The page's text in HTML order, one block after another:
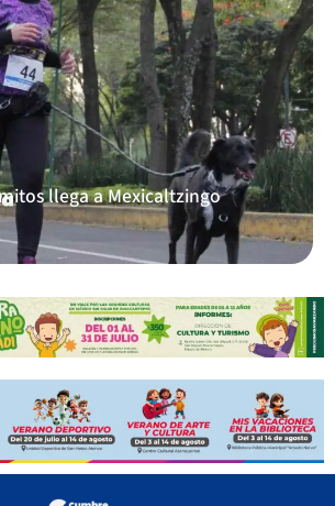
llega a Mexicaltzingo